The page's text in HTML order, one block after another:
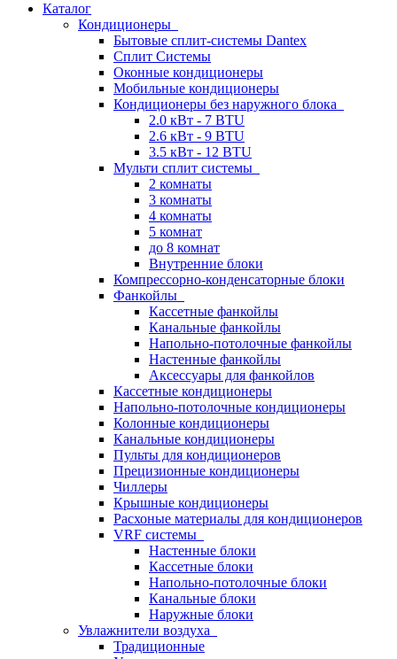
Каталог
Кондиционеры
Бытовые сплит-системы Dantex
Сплит Системы
Оконные кондиционеры
Мобильные кондиционеры
Кондиционеры без наружного блока
2.0 кВт - 7 BTU
2.6 кВт - 9 BTU
3.5 кВт - 12 BTU
Мульти сплит системы
2 комнаты
3 комнаты
4 комнаты
5 комнат
до 8 комнат
Внутренние блоки
Компрессорно-конденсаторные блоки
Фанкойлы
Кассетные фанкойлы
Канальные фанкойлы
Напольно-потолочные фанкойлы
Настенные фанкойлы
Аксессуары для фанкойлов
Кассетные кондиционеры
Напольно-потолочные кондиционеры
Колонные кондиционеры
Канальные кондиционеры
Пульты для кондиционеров
Прецизионные кондиционеры
Чиллеры
Крышные кондиционеры
Расхоные материалы для кондиционеров
VRF системы
Настенные блоки
Кассетные блоки
Напольно-потолочные блоки
Канальные блоки
Наружные блоки
Увлажнители воздуха
Традиционные